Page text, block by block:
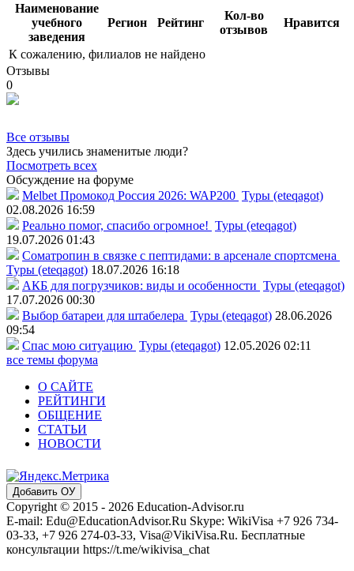
Наименование
учебного
заведения
Регион Рейтинг
Кол-во
отзывов
Нравится
К сожалению, филиалов не найдено
Отзывы
0
Все отзывы
Здесь учились знаменитые люди?
Посмотреть всех
Обсуждение на форуме
Melbet Промокод Россия 2026: WAP200 Туры (eteqagot)
02.08.2026 16:59
Реально помог, спасибо огромное! Туры (eteqagot)
19.07.2026 01:43
Соматропин в связке с пептидами: в арсенале спортсмена
Туры (eteqagot) 18.07.2026 16:18
АКБ для погрузчиков: виды и особенности Туры (eteqagot)
17.07.2026 00:30
Выбор батареи для штабелера Туры (eteqagot) 28.06.2026
09:54
Спас мою ситуацию Туры (eteqagot) 12.05.2026 02:11
все темы форума
О САЙТЕ
РЕЙТИНГИ
ОБЩЕНИЕ
СТАТЬИ
НОВОСТИ
Добавить ОУ
Copyright © 2015 - 2026 Education-Advisor.ru
E-mail: Edu@EducationAdvisor.Ru Skype: WikiVisa +7 926 734-
03-33, +7 926 274-03-33, Visa@VikiVisa.Ru. Бесплатные
консультации https://t.me/wikivisa_chat